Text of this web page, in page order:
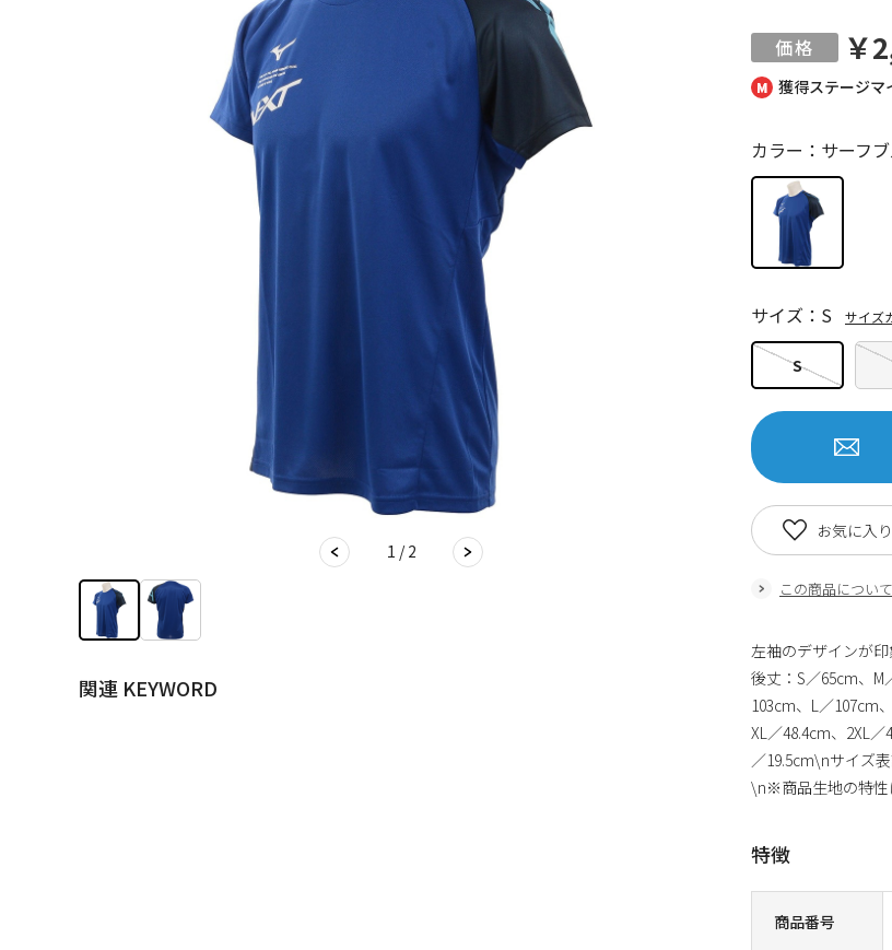
1 / 2
関連 KEYWORD
獲得ステージマ
￥
商品番号
カラー：サーフ
S
サイズ：S サイズ
この商品につい
お気に入
左袖のデザインが
後丈：S／65cm、M
103cm、L／107cm
XL／48.4cm、2XL
／19.5cm\nサイズ
\n※商品生地の特性
特徴